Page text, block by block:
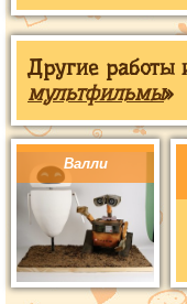
Другие работы
мультфильмы»
Валли